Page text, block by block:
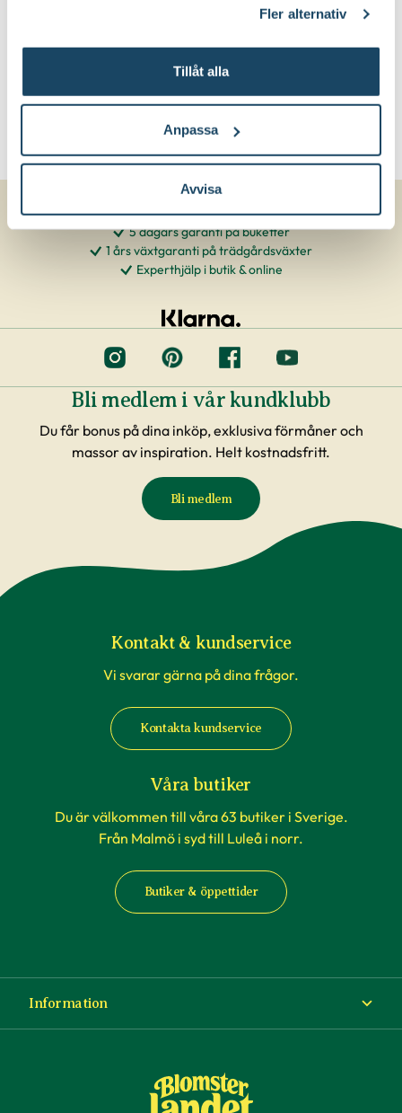
Fler alternativ
Tillåt alla
Anpassa
Avvisa
5 dagars garanti på buketter
1 års växtgaranti på trädgårdsväxter
Experthjälp i butik & online
Bli medlem i vår kundklubb
Du får bonus på dina inköp, exklusiva förmåner och
massor av inspiration. Helt kostnadsfritt.
Bli medlem
Kontakt & kundservice
Vi svarar gärna på dina frågor.
Kontakta kundservice
Våra butiker
Du är välkommen till våra 63 butiker i Sverige.
Från Malmö i syd till Luleå i norr.
Butiker & öppettider
Information
Köp- och leveransvillkor